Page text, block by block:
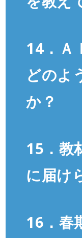
14．Ａ
どのよ
か？
15．教
に届け
16．春